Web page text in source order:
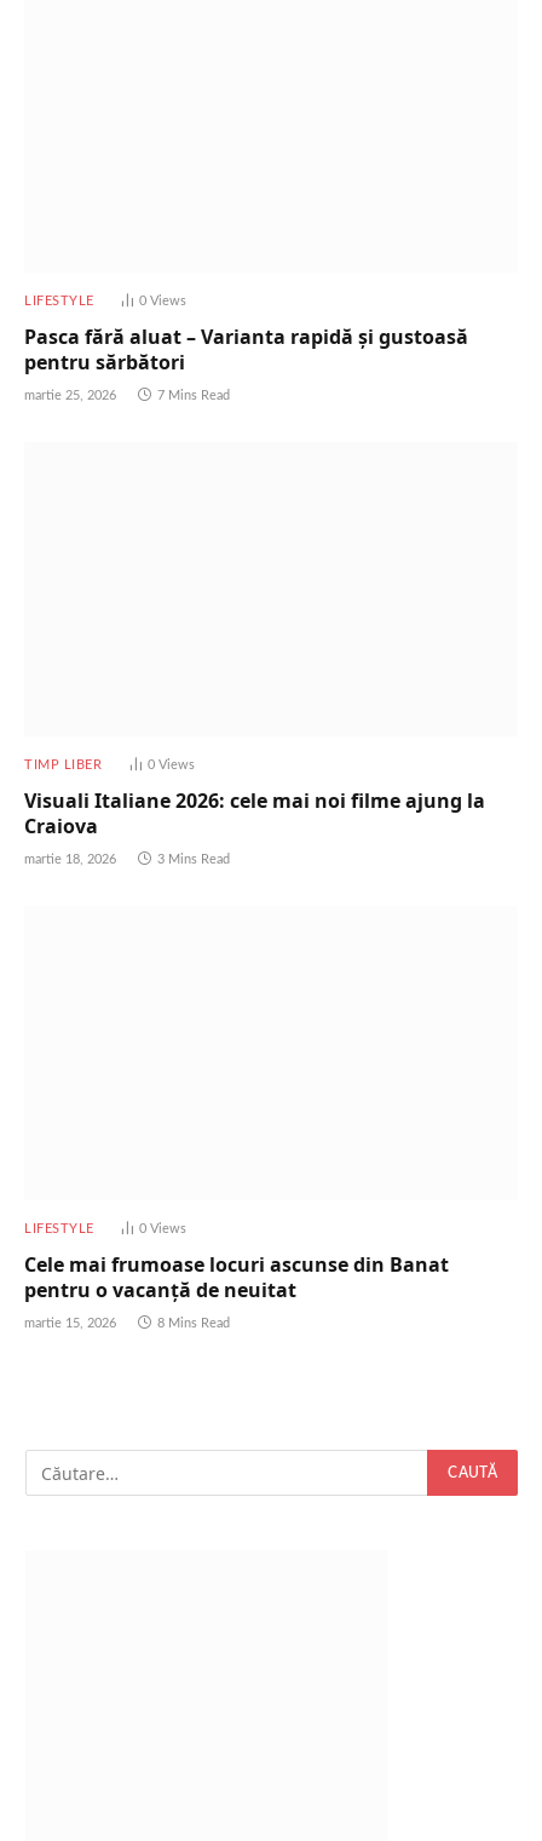
LIFESTYLE 0 Views
Pasca fără aluat – Varianta rapidă și gustoasă
pentru sărbători
martie 25, 2026 7 Mins Read
TIMP LIBER 0 Views
Visuali Italiane 2026: cele mai noi filme ajung la
Craiova
martie 18, 2026 3 Mins Read
LIFESTYLE 0 Views
Cele mai frumoase locuri ascunse din Banat
pentru o vacanță de neuitat
martie 15, 2026 8 Mins Read